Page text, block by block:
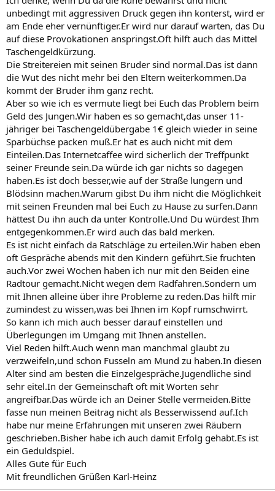
unbedingt mit aggressiven Druck gegen ihn konterst, wird er
am Ende eher vernünftiger.Er wird nur darauf warten, das Du
auf diese Provokationen anspringst.Oft hilft auch das Mittel
Taschengeldkürzung.
Die Streitereien mit seinen Bruder sind normal.Das ist dann
die Wut des nicht mehr bei den Eltern weiterkommen.Da
kommt der Bruder ihm ganz recht.
Aber so wie ich es vermute liegt bei Euch das Problem beim
Geld des Jungen.Wir haben es so gemacht,das unser 11-
jähriger bei Taschengeldübergabe 1€ gleich wieder in seine
Sparbüchse packen muß.Er hat es auch nicht mit dem
Einteilen.Das Internetcaffee wird sicherlich der Treffpunkt
seiner Freunde sein.Da würde ich gar nichts so dagegen
haben.Es ist doch besser,wie auf der Straße lungern und
Blödsinn machen.Warum gibst Du ihm nicht die Möglichkeit
mit seinen Freunden mal bei Euch zu Hause zu surfen.Dann
hättest Du ihn auch da unter Kontrolle.Und Du würdest Ihm
entgegenkommen.Er wird auch das bald merken.
Es ist nicht einfach da Ratschläge zu erteilen.Wir haben eben
oft Gespräche abends mit den Kindern geführt.Sie fruchten
auch.Vor zwei Wochen haben ich nur mit den Beiden eine
Radtour gemacht.Nicht wegen dem Radfahren.Sondern um
mit Ihnen alleine über ihre Probleme zu reden.Das hilft mir
zumindest zu wissen,was bei Ihnen im Kopf rumschwirrt.
So kann ich mich auch besser darauf einstellen und
Überlegungen im Umgang mit Ihnen anstellen.
Viel Reden hilft.Auch wenn man manchmal glaubt zu
verzweifeln,und schon Fusseln am Mund zu haben.In diesen
Alter sind am besten die Einzelgespräche.Jugendliche sind
sehr eitel.In der Gemeinschaft oft mit Worten sehr
angreifbar.Das würde ich an Deiner Stelle vermeiden.Bitte
fasse nun meinen Beitrag nicht als Besserwissend auf.Ich
habe nur meine Erfahrungen mit unseren zwei Räubern
geschrieben.Bisher habe ich auch damit Erfolg gehabt.Es ist
ein Geduldspiel.
Alles Gute für Euch
Mit freundlichen Grüßen Karl-Heinz